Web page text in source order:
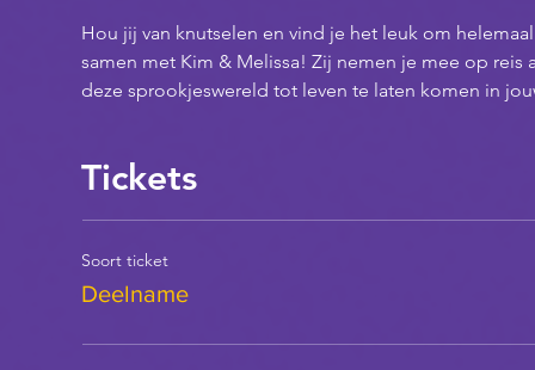
Hou jij van knutselen en vind je het leuk om
samen met Kim & Melissa! Zij nemen je mee op
deze sprookjeswereld tot leven te laten komen in
Tickets
Soort ticket
Deelname